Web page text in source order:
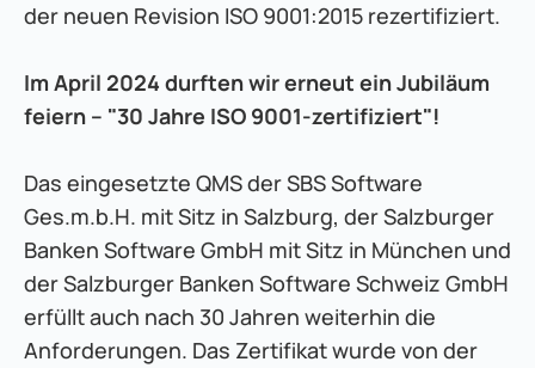
der neuen Revision ISO 9001:2015 rezertifiziert.
Im April 2024 durften wir erneut ein Jubiläum
feiern – "30 Jahre ISO 9001-zertifiziert"!
Das eingesetzte QMS der SBS Software
Ges.m.b.H. mit Sitz in Salzburg, der Salzburger
Banken Software GmbH mit Sitz in München und
der Salzburger Banken Software Schweiz GmbH
erfüllt auch nach 30 Jahren weiterhin die
Anforderungen. Das Zertifikat wurde von der